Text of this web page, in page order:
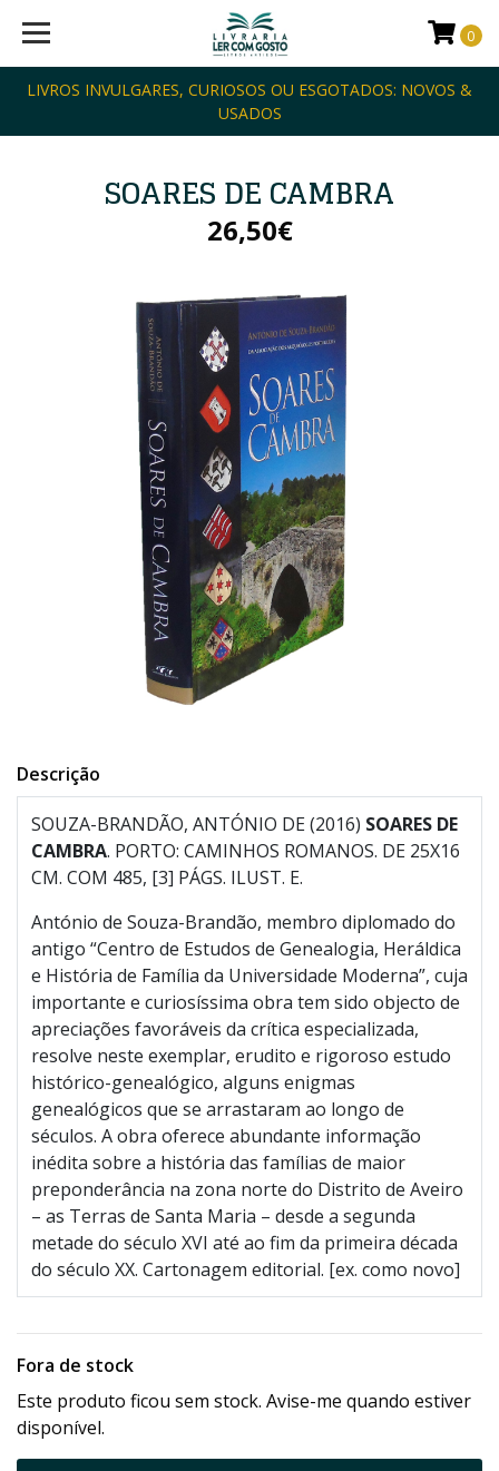
LIVROS INVULGARES, CURIOSOS OU ESGOTADOS: NOVOS &
USADOS
0
SOARES DE CAMBRA
26,50€
Descrição
SOUZA-BRANDÃO, ANTÓNIO DE (2016) SOARES DE
CAMBRA. PORTO: CAMINHOS ROMANOS. DE 25X16
CM. COM 485, [3] PÁGS. ILUST. E.
António de Souza-Brandão, membro diplomado do
antigo “Centro de Estudos de Genealogia, Heráldica
e História de Família da Universidade Moderna”, cuja
importante e curiosíssima obra tem sido objecto de
apreciações favoráveis da crítica especializada,
resolve neste exemplar, erudito e rigoroso estudo
histórico-genealógico, alguns enigmas
genealógicos que se arrastaram ao longo de
séculos. A obra oferece abundante informação
inédita sobre a história das famílias de maior
preponderância na zona norte do Distrito de Aveiro
– as Terras de Santa Maria – desde a segunda
metade do século XVI até ao fim da primeira década
do século XX. Cartonagem editorial. [ex. como novo]
Fora de stock
Este produto ficou sem stock. Avise-me quando estiver
disponível.